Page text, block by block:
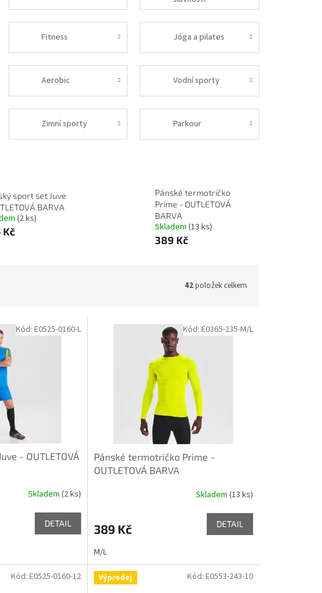
Fitness Jóga a pilates
Aerobic Vodní sporty
Zimní sporty Parkour
sport set Juve
BARVA
(2 ks)
Kč
Pánské termotričko
Prime - OUTLETOVÁ
BARVA
Skladem (13 ks)
389 Kč
42položek celkem
- OUTLETOVÁ
Skladem (2 ks)
DETAIL
Kód: E0525-0160-L
Pánské termotričko Prime -
OUTLETOVÁ BARVA
Skladem (13 ks)
389 Kč DETAIL
M/L
Kód: E0365-235-M/L
Kód: E0525-0160-12 Výprodej Kód: E0553-243-10